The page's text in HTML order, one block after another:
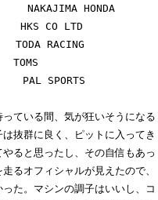
NAKAJIMA HONDA
HKS CO LTD
TODA RACING
TOMS
　PAL SPORTS
ている間、気が狂いそうになる
抜群に良く、ピットに入ってき
ると思ったし、その自信もあっ
るオフィシャルが見えたので、
た。マシンの調子はいいし、コ